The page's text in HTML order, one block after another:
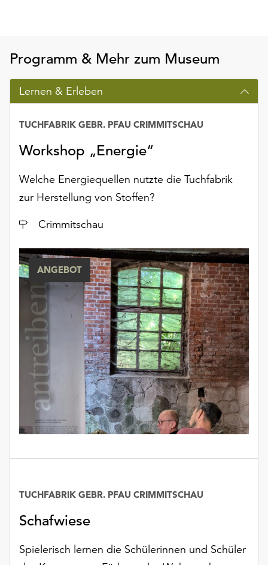
Datenschutzerklärung
oder
dem
Impressum
.
Programm & Mehr zum Museum
Lernen & Erleben
Workshop „Energie“
TUCHFABRIK GEBR. PFAU CRIMMITSCHAU
Welche Energiequellen nutzte die Tuchfabrik
zur Herstellung von Stoffen?
Ort
Crimmitschau
ANGEBOT
Schafwiese
TUCHFABRIK GEBR. PFAU CRIMMITSCHAU
Spielerisch lernen die Schülerinnen und Schüler